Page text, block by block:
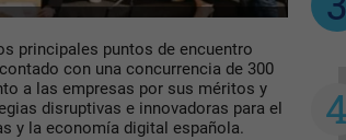
principales puntos de encuentro
con una concurrencia de 300
a las empresas por sus méritos y
disruptivas e innovadoras para el
y la economía digital española.